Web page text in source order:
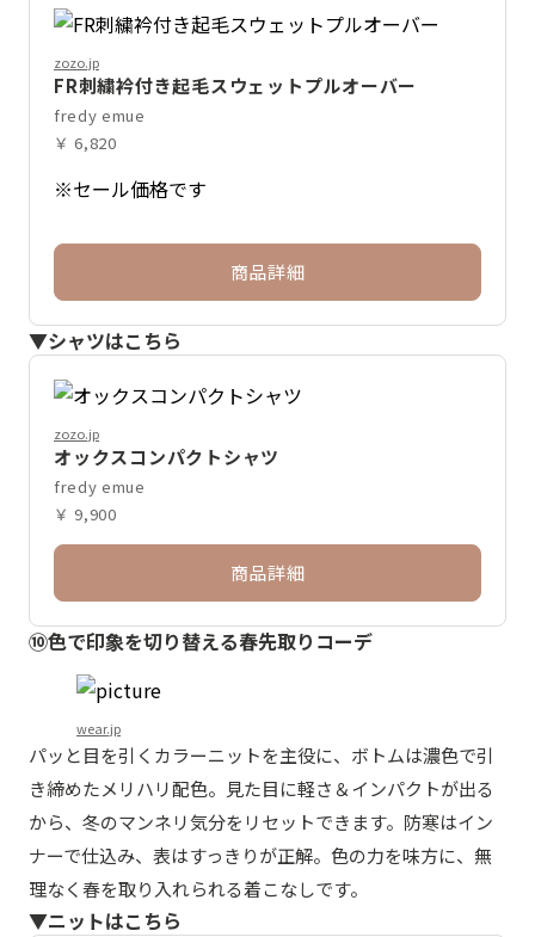
zozo.jp
FR刺繍衿付き起毛スウェットプルオーバー
fredy emue
￥ 6,820
※セール価格です
商品詳細
▼シャツはこちら
zozo.jp
オックスコンパクトシャツ
fredy emue
￥ 9,900
商品詳細
⑩色で印象を切り替える春先取りコーデ
wear.jp
パッと目を引くカラーニットを主役に、ボトムは濃色で引
き締めたメリハリ配色。見た目に軽さ＆インパクトが出る
から、冬のマンネリ気分をリセットできます。防寒はイン
ナーで仕込み、表はすっきりが正解。色の力を味方に、無
理なく春を取り入れられる着こなしです。
▼ニットはこちら